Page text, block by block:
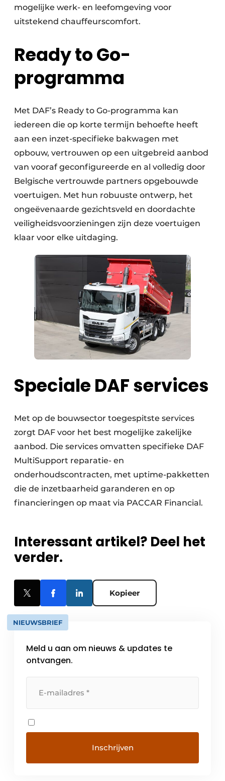
mogelijke werk- en leefomgeving voor
uitstekend chauffeurscomfort.
Ready to Go-
programma
Met DAF’s Ready to Go-programma kan
iedereen die op korte termijn behoefte heeft
aan een inzet-specifieke bakwagen met
opbouw, vertrouwen op een uitgebreid aanbod
van vooraf geconfigureerde en al volledig door
Belgische vertrouwde partners opgebouwde
voertuigen. Met hun robuuste ontwerp, het
ongeëvenaarde gezichtsveld en doordachte
veiligheidsvoorzieningen zijn deze voertuigen
klaar voor elke uitdaging.
Speciale DAF services
Met op de bouwsector toegespitste services
zorgt DAF voor het best mogelijke zakelijke
aanbod. Die services omvatten specifieke DAF
MultiSupport reparatie- en
onderhoudscontracten, met uptime-pakketten
die de inzetbaarheid garanderen en op
financieringen op maat via PACCAR Financial.
Interessant artikel? Deel het
verder.
Kopieer
NIEUWSBRIEF
Meld u aan om nieuws & updates te
ontvangen.